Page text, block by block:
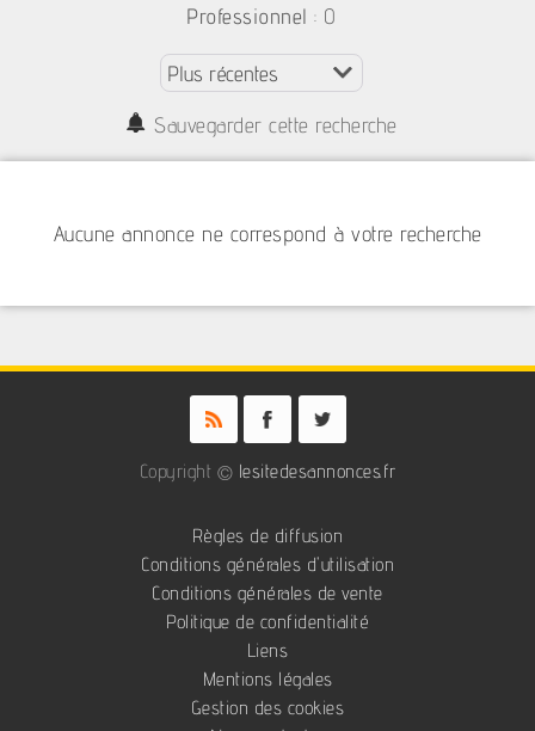
Professionnel : 0
Sauvegarder cette recherche
Aucune annonce ne correspond à votre recherche
Copyright © lesitedesannonces.fr
Règles de diffusion
Conditions générales d'utilisation
Conditions générales de vente
Politique de confidentialité
Liens
Mentions légales
Gestion des cookies